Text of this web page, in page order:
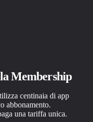
Membership
centinaia di app
abbonamento.
una tariffa unica.